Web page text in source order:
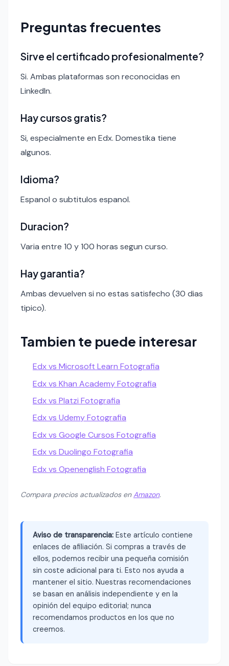
Preguntas frecuentes
Sirve el certificado profesionalmente?
Si. Ambas plataformas son reconocidas en
LinkedIn.
Hay cursos gratis?
Si, especialmente en Edx. Domestika tiene
algunos.
Idioma?
Espanol o subtitulos espanol.
Duracion?
Varia entre 10 y 100 horas segun curso.
Hay garantia?
Ambas devuelven si no estas satisfecho (30 dias
tipico).
Tambien te puede interesar
Edx vs Microsoft Learn Fotografia
Edx vs Khan Academy Fotografia
Edx vs Platzi Fotografia
Edx vs Udemy Fotografia
Edx vs Google Cursos Fotografia
Edx vs Duolingo Fotografia
Edx vs Openenglish Fotografia
Compara precios actualizados en Amazon.
Aviso de transparencia: Este artículo contiene
enlaces de afiliación. Si compras a través de
ellos, podemos recibir una pequeña comisión
sin coste adicional para ti. Esto nos ayuda a
mantener el sitio. Nuestras recomendaciones
se basan en análisis independiente y en la
opinión del equipo editorial; nunca
recomendamos productos en los que no
creemos.